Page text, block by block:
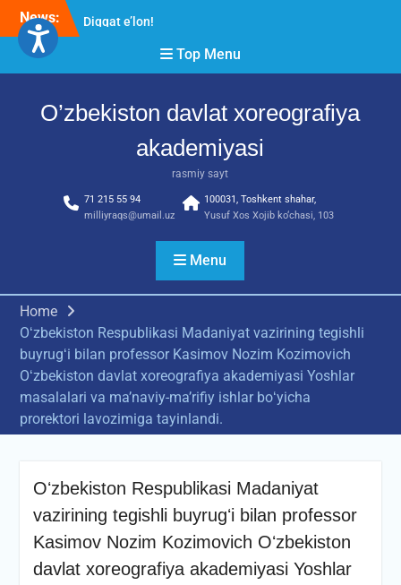
Skip
content
News:
Diqqat e’lon!
2026” tadbiri bo‘lib o‘tdi
RESPUBLIKA ILMIY-
Top Menu
O’zbekiston davlat xoreografiya
akademiyasi
rasmiy sayt
71 215 55 94
milliyraqs@umail.uz
100031, Toshkent shahar,
Yusuf Xos Xojib ko‘chasi, 103
Menu
Home
Oʻzbekiston Respublikasi Madaniyat vazirining tegishli
buyrugʻi bilan professor Kasimov Nozim Kozimovich
Oʻzbekiston davlat xoreografiya akademiyasi Yoshlar
masalalari va maʼnaviy-maʼrifiy ishlar boʻyicha
prorektori lavozimiga tayinlandi.
Oʻzbekiston Respublikasi Madaniyat
vazirining tegishli buyrugʻi bilan professor
Kasimov Nozim Kozimovich Oʻzbekiston
davlat xoreografiya akademiyasi Yoshlar